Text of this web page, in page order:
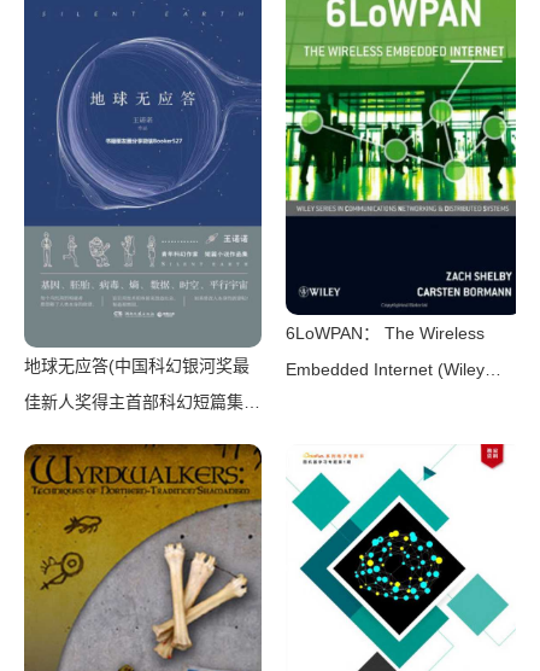
地球无应答(中国科幻银河奖最
佳新人奖得主首部科幻短篇集！
未来，看时间空间合伙变魔
术！)（王诺诺 [王诺诺]）（湖
南文艺出版社 2019）
6LoWPAN： The Wireless
Embedded Internet (Wiley
Networking & Distributed
Systems)（Zach Shelby，
Carsten Bormann）（Wiley
2010）